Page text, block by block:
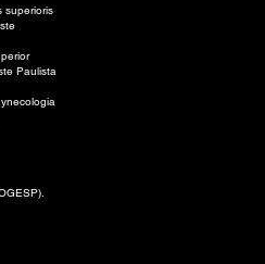
superioris
Paulista